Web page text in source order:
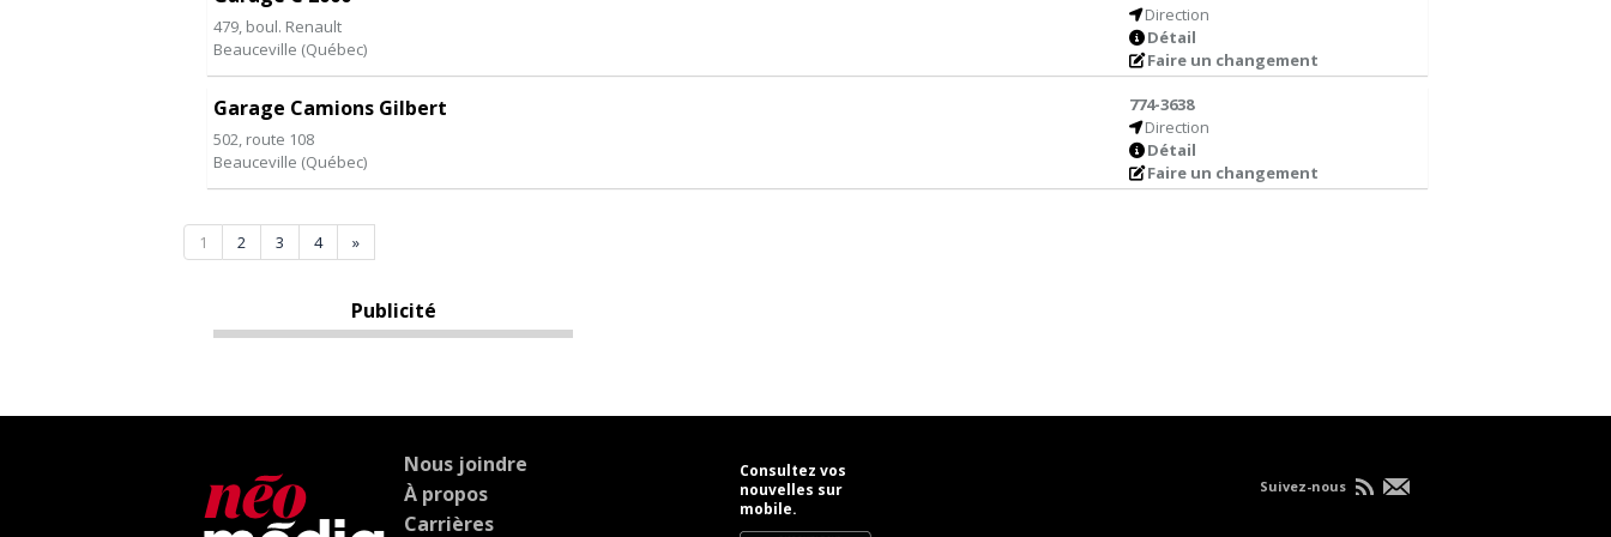
479, boul. Renault
Beauceville (Québec)
Direction
Détail
Faire un changement
Garage Camions Gilbert
502, route 108
Beauceville (Québec)
774-3638
Direction
Détail
Faire un changement
1 2 3 4 »
Publicité
Nous joindre
À propos
Carrières
Consultez vos
nouvelles sur
mobile.
Suivez-nous